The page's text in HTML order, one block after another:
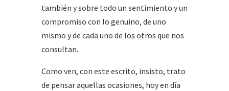
también y sobre todo un sentimiento y un
compromiso con lo genuino, de uno
mismo y de cada uno de los otros que nos
consultan.
Como ven, con este escrito, insisto, trato
de pensar aquellas ocasiones, hoy en día